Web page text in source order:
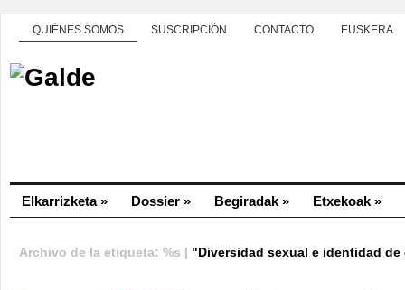
QUIÉNES SOMOS SUSCRIPCIÓN CONTACTO EUSKERA
Elkarrizketa» Dossier » Begiradak » Etxekoak »
Archivo de la etiqueta: %s | "Diversidad sexual e identidad de